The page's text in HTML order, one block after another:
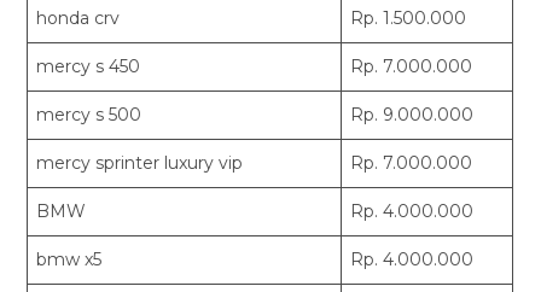
honda crv Rp. 1.500.000
mercy s 450 Rp. 7.000.000
mercy s 500 Rp. 9.000.000
mercy sprinter luxury vip Rp. 7.000.000
BMW Rp. 4.000.000
bmw x5 Rp. 4.000.000